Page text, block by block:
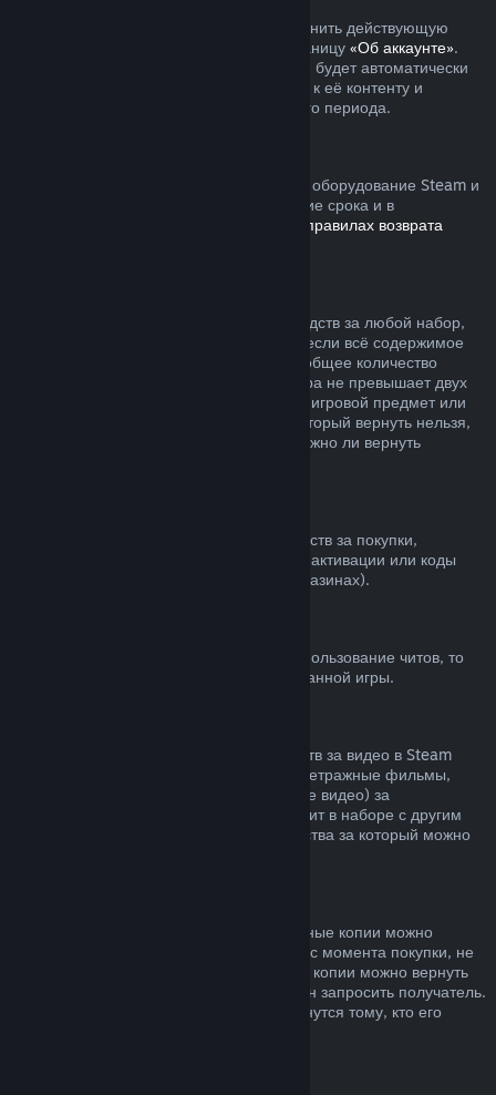
Обратите внимание, что вы можете отменить действующую
подписку в любое время, перейдя на станицу «Об аккаунте».
После отмены ваша подписка больше не будет автоматически
продлеваться, но у вас останется доступ к её контенту и
преимуществам до окончания платёжного периода.
Вы можете запросить возврат средств за оборудование Steam и
аксессуары, купленные в Steam, в течение срока и в
правилах возврата
Вы можете получить полный возврат средств за любой набор,
купленный в магазине Steam, но только если всё содержимое
набора находится на вашем аккаунте и общее количество
времени пользования товарами из набора не превышает двух
часов. Если к набору прилагается внутриигровой предмет или
дополнительный контент, средства за который вернуть нельзя,
при оформлении покупки вы узнаете, можно ли вернуть
Valve не может предложить возврат средств за покупки,
сделанные вне Steam (например, ключи активации или коды
кошелька Steam, купленные в других магазинах).
Если вы получили блокировку VAC за использование читов, то
вы теряете право на возврат заблокированной игры.
Мы не можем предложить возврат средств за видео в Steam
(например, полнометражные и короткометражные фильмы,
сериалы, их эпизоды, а также обучающие видео) за
исключением случаев, когда видео состоит в наборе с другим
контентом, не являющимся видео, средства за который можно
Средства за неактивированные подарочные копии можно
вернуть по обычным правилам (14 дней с момента покупки, не
больше 2 часов в игре). Активированные копии можно вернуть
по таким же условиям, но возврат должен запросить получатель.
Средства, потраченные на подарок, вернутся тому, кто его